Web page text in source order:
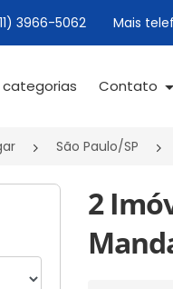
3966-5062 Mais
categorias Contato
São Paulo/SP
2